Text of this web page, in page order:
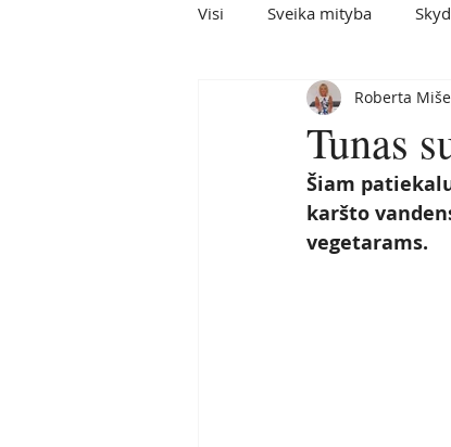
Visi Sveika mityba
Sveiki užkandžiai
Tunas
Roberta
Šiam
karšto
vegetarams.